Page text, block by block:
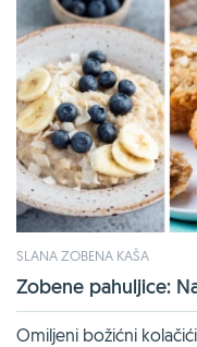
SLANA ZOBENA KAŠA
Zobene pahuljice:
Omiljeni božićni